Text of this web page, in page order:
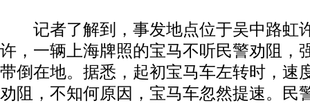
记者了解到，事发地点位于吴中路虹
许，一辆上海牌照的宝马不听民警劝阻，
带倒在地。据悉，起初宝马车左转时，速
劝阻，不知何原因，宝马车忽然提速。民